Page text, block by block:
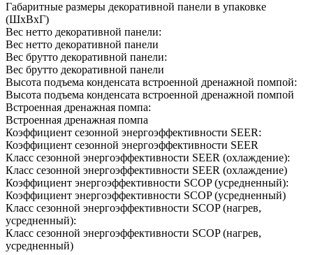
Габаритные размеры декоративной панели в упаковке
(ШxВxГ)
Вес нетто декоративной панели:
Вес нетто декоративной панели
Вес брутто декоративной панели:
Вес брутто декоративной панели
Высота подъема конденсата встроенной дренажной помпой:
Высота подъема конденсата встроенной дренажной помпой
Встроенная дренажная помпа:
Встроенная дренажная помпа
Коэффициент сезонной энергоэффективности SEER:
Коэффициент сезонной энергоэффективности SEER
Класс сезонной энергоэффективности SEER (охлаждение):
Класс сезонной энергоэффективности SEER (охлаждение)
Коэффициент энергоэффективности SCOP (усредненный):
Коэффициент энергоэффективности SCOP (усредненный)
Класс сезонной энергоэффективности SCOP (нагрев,
усредненный):
Класс сезонной энергоэффективности SCOP (нагрев,
усредненный)